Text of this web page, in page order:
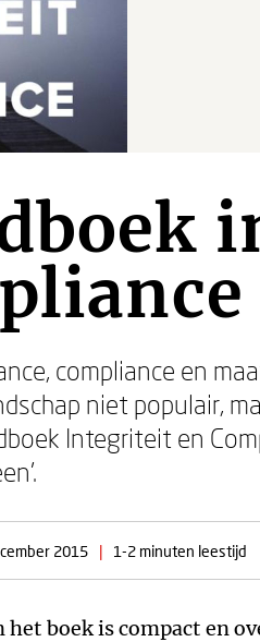
compliance en
niet populair,
Integriteit en
2015 | 1-2 minuten leestijd
het boek is compact en